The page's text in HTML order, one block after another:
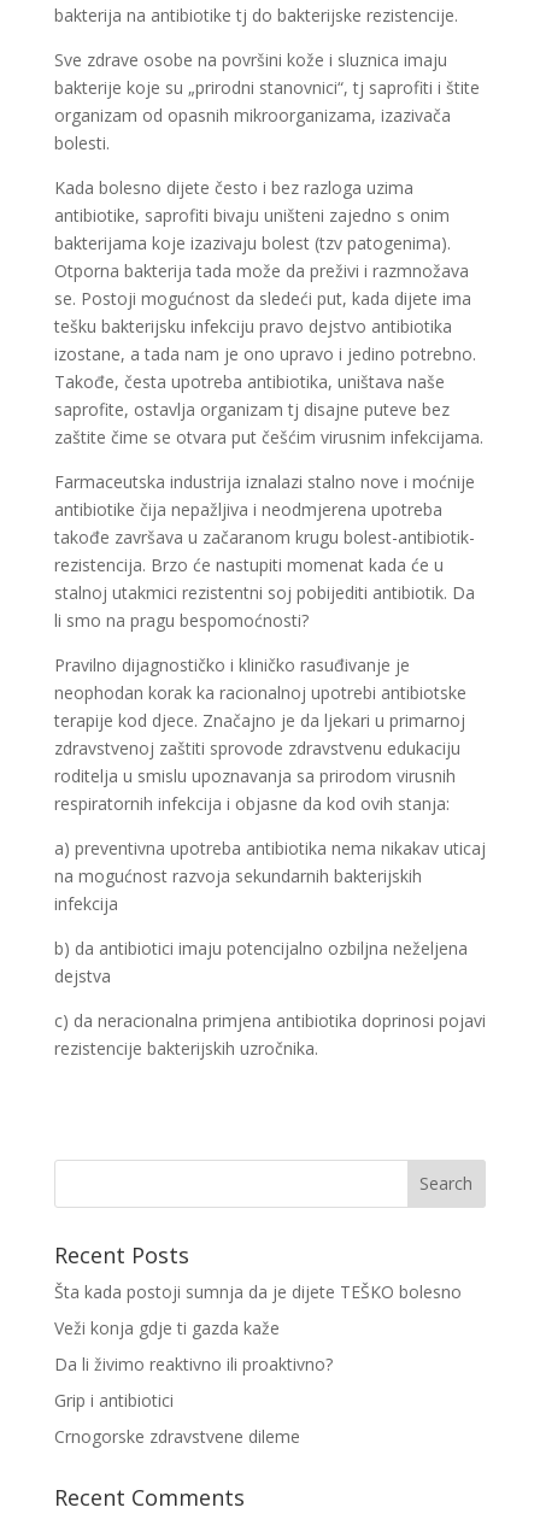
bakterija na antibiotike tj do bakterijske rezistencije.
Sve zdrave osobe na površini kože i sluznica imaju
bakterije koje su „prirodni stanovnici“, tj saprofiti i štite
organizam od opasnih mikroorganizama, izazivača
bolesti.
Kada bolesno dijete često i bez razloga uzima
antibiotike, saprofiti bivaju uništeni zajedno s onim
bakterijama koje izazivaju bolest (tzv patogenima).
Otporna bakterija tada može da preživi i razmnožava
se. Postoji mogućnost da sledeći put, kada dijete ima
tešku bakterijsku infekciju pravo dejstvo antibiotika
izostane, a tada nam je ono upravo i jedino potrebno.
Takođe, česta upotreba antibiotika, uništava naše
saprofite, ostavlja organizam tj disajne puteve bez
zaštite čime se otvara put češćim virusnim infekcijama.
Farmaceutska industrija iznalazi stalno nove i moćnije
antibiotike čija nepažljiva i neodmjerena upotreba
takođe završava u začaranom krugu bolest-antibiotik-
rezistencija. Brzo će nastupiti momenat kada će u
stalnoj utakmici rezistentni soj pobijediti antibiotik. Da
li smo na pragu bespomoćnosti?
Pravilno dijagnostičko i kliničko rasuđivanje je
neophodan korak ka racionalnoj upotrebi antibiotske
terapije kod djece. Značajno je da ljekari u primarnoj
zdravstvenoj zaštiti sprovode zdravstvenu edukaciju
roditelja u smislu upoznavanja sa prirodom virusnih
respiratornih infekcija i objasne da kod ovih stanja:
a) preventivna upotreba antibiotika nema nikakav uticaj
na mogućnost razvoja sekundarnih bakterijskih
infekcija
b) da antibiotici imaju potencijalno ozbiljna neželjena
dejstva
c) da neracionalna primjena antibiotika doprinosi pojavi
rezistencije bakterijskih uzročnika.
Recent Posts
Šta kada postoji sumnja da je dijete TEŠKO bolesno
Veži konja gdje ti gazda kaže
Da li živimo reaktivno ili proaktivno?
Grip i antibiotici
Crnogorske zdravstvene dileme
Recent Comments